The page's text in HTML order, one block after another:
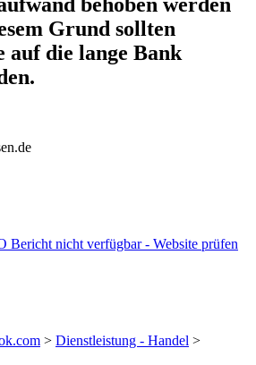
Grund sollten
auf die lange Bank
Bericht nicht verfügbar - Website prüfen
> Dienstleistung - Handel >